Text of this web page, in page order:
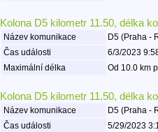
Kolona D5 kilometr 11.50, délka
Název komunikace
D5 (Praha -
Čas události
6/3/2023
Maximální délka
Od 10.0 km
Kolona D5 kilometr 11.50, délka
Název komunikace
D5 (Praha -
Čas události
5/29/2023